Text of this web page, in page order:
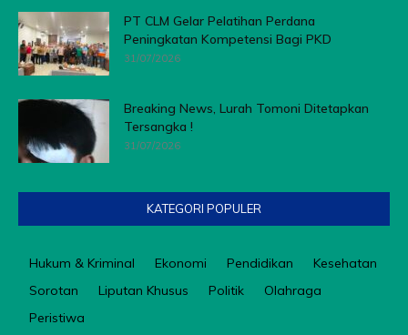
PT CLM Gelar Pelatihan Perdana
Peningkatan Kompetensi Bagi PKD
31/07/2026
Breaking News, Lurah Tomoni Ditetapkan
Tersangka !
31/07/2026
KATEGORI POPULER
Hukum & Kriminal Ekonomi Pendidikan
Kesehatan
Sorotan
Liputan Khusus Politik
Olahraga
Peristiwa